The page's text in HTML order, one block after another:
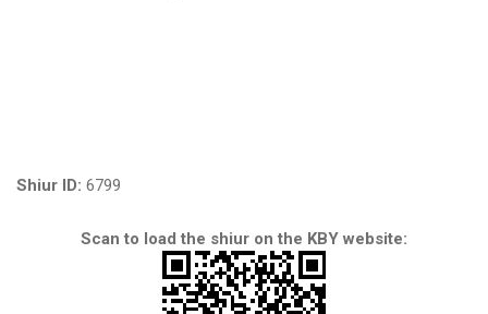
Shiur ID: 6799
Scan to load the shiur on the KBY website: